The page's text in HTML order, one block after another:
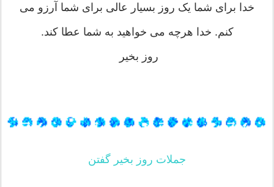
خدا برای شما یک روز بسیار عالی برای شما آرزو می
کنم. خدا هرچه می خواهید به شما عطا کند.
روز بخیر
جملات روز بخیر گفتن